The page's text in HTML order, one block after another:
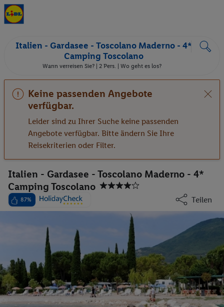
Italien - Gardasee - Toscolano Maderno - 4*
Camping Toscolano
Wann verreisen Sie? | 2 Pers. | Wo geht es los?
Keine passenden Angebote
verfügbar.
Leider sind zu Ihrer Suche keine passenden
Angebote verfügbar. Bitte ändern Sie Ihre
Reisekriterien oder Filter.
Italien - Gardasee - Toscolano Maderno - 4*
Camping Toscolano
87% Teilen